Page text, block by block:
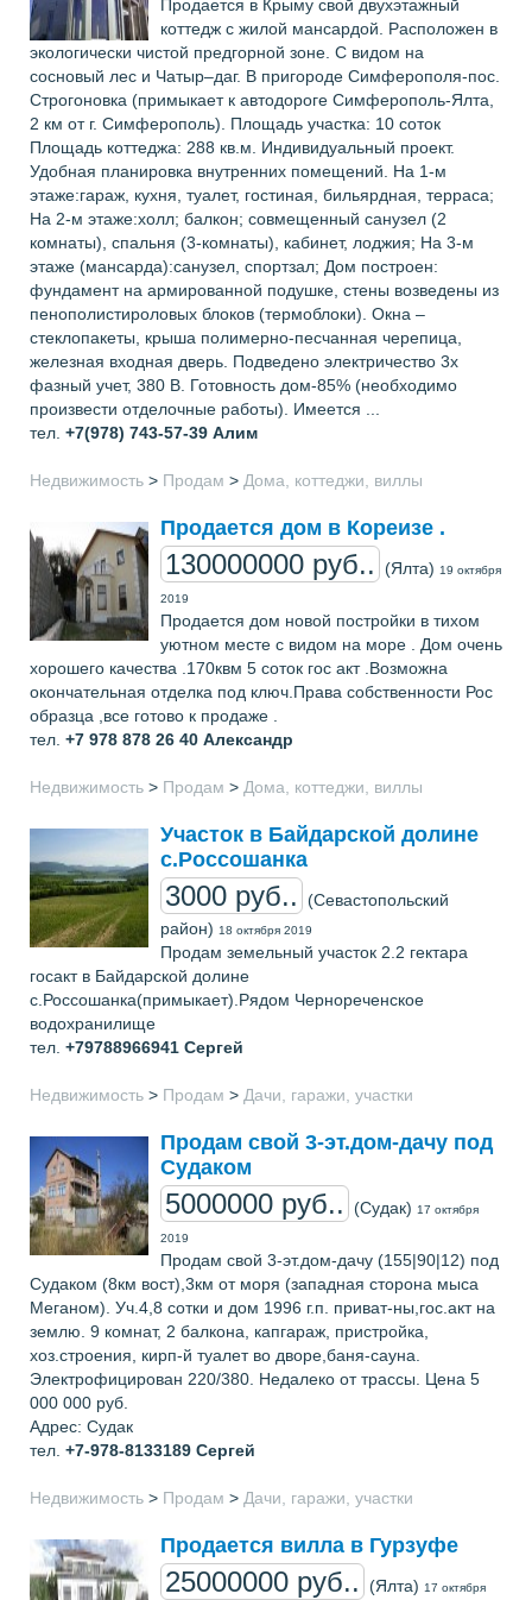
Продается в Крыму свой двухэтажный
коттедж с жилой мансардой. Расположен в
экологически чистой предгорной зоне. С видом на
сосновый лес и Чатыр–даг. В пригороде Симферополя-пос.
Строгоновка (примыкает к автодороге Симферополь-Ялта,
2 км от г. Симферополь). Площадь участка: 10 соток
Площадь коттеджа: 288 кв.м. Индивидуальный проект.
Удобная планировка внутренних помещений. На 1-м
этаже:гараж, кухня, туалет, гостиная, бильярдная, терраса;
На 2-м этаже:холл; балкон; совмещенный санузел (2
комнаты), спальня (3-комнаты), кабинет, лоджия; На 3-м
этаже (мансарда):санузел, спортзал; Дом построен:
фундамент на армированной подушке, стены возведены из
пенополистироловых блоков (термоблоки). Окна –
стеклопакеты, крыша полимерно-песчанная черепица,
железная входная дверь. Подведено электричество 3х
фазный учет, 380 В. Готовность дом-85% (необходимо
произвести отделочные работы). Имеется ...
тел. +7(978) 743-57-39 Алим
Недвижимость > Продам > Дома, коттеджи, виллы
Продается дом в Кореизе .
130000000 руб.. (Ялта) 19 октября
2019
Продается дом новой постройки в тихом
уютном месте с видом на море . Дом очень
хорошего качества .170квм 5 соток гос акт .Возможна
окончательная отделка под ключ.Права собственности Рос
образца ,все готово к продаже .
тел. +7 978 878 26 40 Александр
Недвижимость > Продам > Дома, коттеджи, виллы
Участок в Байдарской долине
с.Россошанка
3000 руб..
(Севастопольский
район) 18 октября 2019
Продам земельный участок 2.2 гектара
госакт в Байдарской долине
с.Россошанка(примыкает).Рядом Чернореченское
водохранилище
тел. +79788966941 Сергей
Недвижимость > Продам > Дачи, гаражи, участки
Продам свой 3-эт.дом-дачу под
Судаком
5000000 руб.. (Судак) 17 октября
2019
Продам свой 3-эт.дом-дачу (155|90|12) под
Судаком (8км вост),3км от моря (западная сторона мыса
Меганом). Уч.4,8 сотки и дом 1996 г.п. приват-ны,гос.акт на
землю. 9 комнат, 2 балкона, капгараж, пристройка,
хоз.строения, кирп-й туалет во дворе,баня-сауна.
Электрофицирован 220/380. Недалеко от трассы. Цена 5
000 000 руб.
Адрес: Судак
тел. +7-978-8133189 Сергей
Недвижимость > Продам > Дачи, гаражи, участки
Продается вилла в Гурзуфе
25000000 руб.. (Ялта) 17 октября